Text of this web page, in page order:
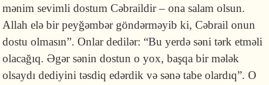
mənim sevimli dostum Cəbraildir – ona salam olsun.
Allah elə bir peyğəmbər göndərməyib ki, Cəbrail onun
dostu olmasın”. Onlar dedilər: “Bu yerdə səni tərk etməli
olacağıq. Əgər sənin dostun o yox, başqa bir mələk
olsaydı dediyini təsdiq edər­dik və sənə tabe olardıq”. O